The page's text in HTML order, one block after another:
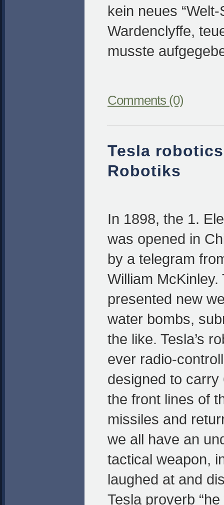
kein neues
Wardenclyffe,
musste
Comments (0)
Tesla
Robotiks
In 1898, the 1.
was opened in
by a telegram
William McKinley.
presented new
water bombs,
the like. Tesla’s
ever radio-
designed to
the front lines of
missiles and
we all have an
tactical weapon,
laughed at and
Tesla proverb